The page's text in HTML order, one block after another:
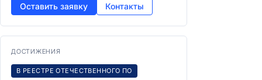
Оставить заявку Контакты
ДОСТИЖЕНИЯ
В РЕЕСТРЕ ОТЕЧЕСТВЕННОГО ПО